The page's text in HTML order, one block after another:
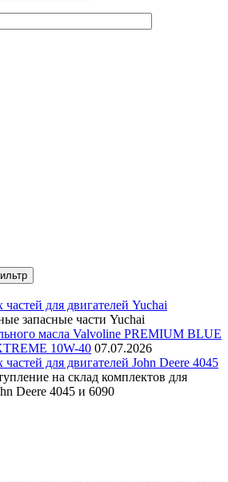
для двигателей Yuchai
запасные части Yuchai
масла Valvoline PREMIUM BLUE
10W-40 07.07.2026
для двигателей John Deere 4045
на склад комплектов для
Deere 4045 и 6090